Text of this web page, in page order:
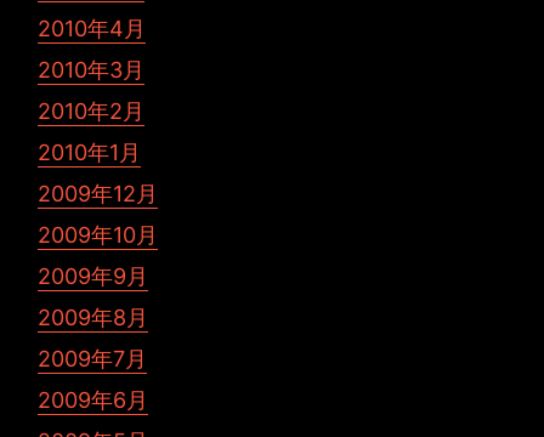
2010年4月
2010年3月
2010年2月
2010年1月
2009年12月
2009年10月
2009年9月
2009年8月
2009年7月
2009年6月